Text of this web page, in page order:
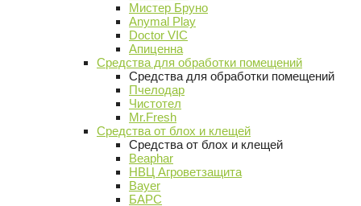
Мистер Бруно
Anymal Play
Doctor VIC
Апиценна
Средства для обработки помещений
Средства для обработки помещений
Пчелодар
Чистотел
Mr.Fresh
Средства от блох и клещей
Средства от блох и клещей
Beaphar
НВЦ Агроветзащита
Bayer
БАРС